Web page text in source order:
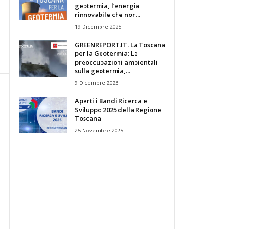
geotermia, l’energia
rinnovabile che non...
19 Dicembre 2025
GREENREPORT.IT. La Toscana
per la Geotermia: Le
preoccupazioni ambientali
sulla geotermia,...
9 Dicembre 2025
Aperti i Bandi Ricerca e
Sviluppo 2025 della Regione
Toscana
25 Novembre 2025